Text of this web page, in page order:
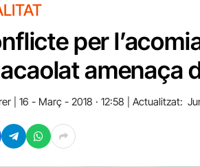
per
amenaça
16 - Març - 2018 · 12:58 Actualitzat: